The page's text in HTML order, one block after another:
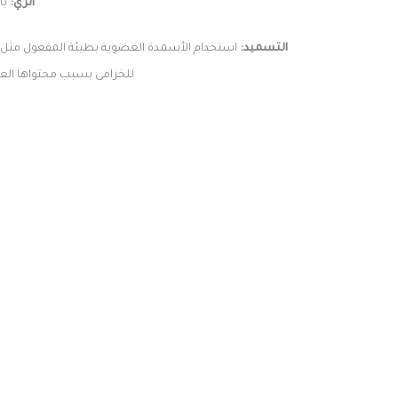
الري:
التسميد: استخدام الأسمدة العضوية بطيئة المفعول مثل
للخزامى بسبب محتواها